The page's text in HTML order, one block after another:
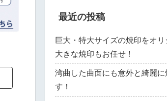
最近の投稿
巨大・特大サイズの焼印をオリ
大きな焼印もお任せ！
湾曲した曲面にも意外と綺麗に
す！